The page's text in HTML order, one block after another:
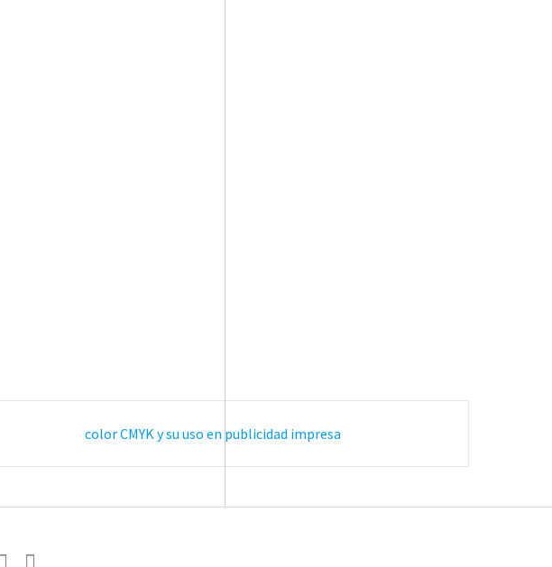
color CMYK y su uso en publicidad impresa